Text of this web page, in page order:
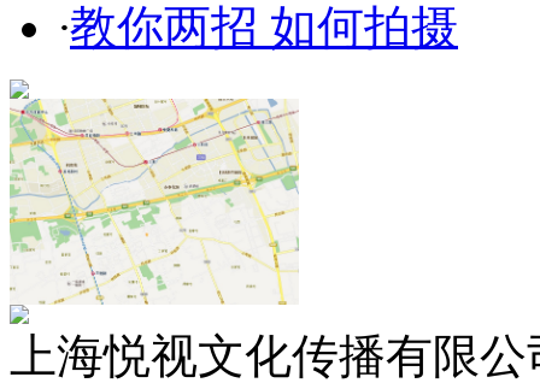
·教你两招 如何拍摄
上海悦视文化传播有限